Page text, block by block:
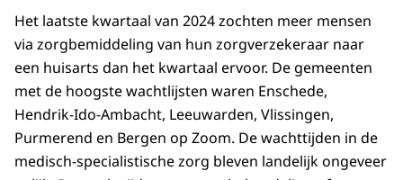
Het laatste kwartaal van 2024 zochten meer mensen
via zorgbemiddeling van hun zorgverzekeraar naar
een huisarts dan het kwartaal ervoor. De gemeenten
met de hoogste wachtlijsten waren Enschede,
Hendrik-Ido-Ambacht, Leeuwarden, Vlissingen,
Purmerend en Bergen op Zoom. De wachttijden in de
medisch-specialistische zorg bleven landelijk ongeveer